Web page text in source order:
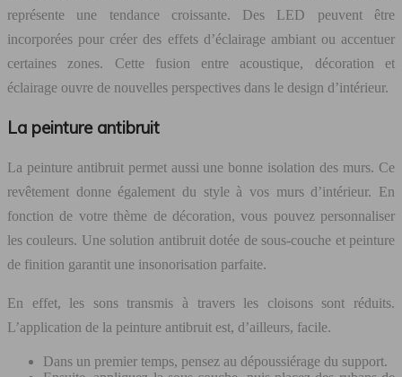
représente une tendance croissante. Des LED peuvent être
incorporées pour créer des effets d’éclairage ambiant ou accentuer
certaines zones. Cette fusion entre acoustique, décoration et
éclairage ouvre de nouvelles perspectives dans le design d’intérieur.
La peinture antibruit
La peinture antibruit permet aussi une bonne isolation des murs. Ce
revêtement donne également du style à vos murs d’intérieur. En
fonction de votre thème de décoration, vous pouvez personnaliser
les couleurs. Une solution antibruit dotée de sous-couche et peinture
de finition garantit une insonorisation parfaite.
En effet, les sons transmis à travers les cloisons sont réduits.
L’application de la peinture antibruit est, d’ailleurs, facile.
Dans un premier temps, pensez au dépoussiérage du support.